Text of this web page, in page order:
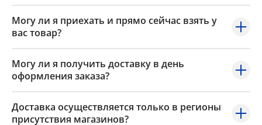
Могу ли я приехать и прямо сейчас взять у
вас товар?
Могу ли я получить доставку в день
оформления заказа?
Доставка осуществляется только в регионы
присутствия магазинов?